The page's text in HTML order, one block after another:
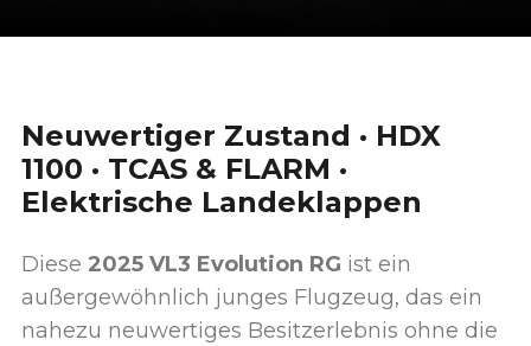
Neuwertiger Zustand · HDX
1100 · TCAS & FLARM ·
Elektrische Landeklappen
Diese 2025 VL3 Evolution RG ist ein
außergewöhnlich junges Flugzeug, das ein
nahezu neuwertiges Besitzerlebnis ohne die